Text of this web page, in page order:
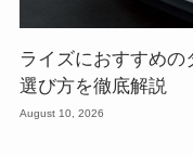
ライズにおすすめ
選び方を徹底解説
August 10, 2026